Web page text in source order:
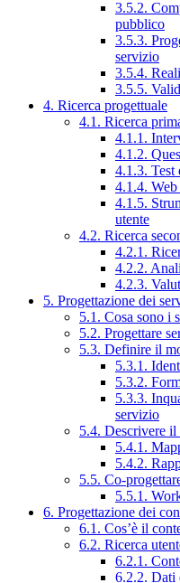
3.5.2.
pubblico
3.5.3.
servizio
3.5.4.
3.5.5.
4. Ricerca progettuale
4.1. Ricerca
4.1.1.
4.1.2.
4.1.3. Test
4.1.4.
4.1.5.
utente
4.2. Ricerca
4.2.1.
4.2.2.
4.2.3.
5. Progettazione dei
5.1. Cosa sono i
5.2. Progettare
5.3. Definire il
5.3.1.
5.3.2.
5.3.3.
servizio
5.4. Descrivere
5.4.1.
5.4.2.
5.5. Co-
5.5.1.
6. Progettazione dei
6.1. Cos’è il
6.2. Ricerca
6.2.1.
6.2.2. Dati